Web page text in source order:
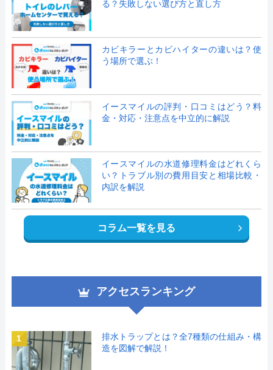
る？失敗しない選び方と直し方
カビキラーとカビハイターの違いは？使
う場所で選ぶ！
イースマイルの評判・口コミはどう？料
金・対応・注意点を中立的に解説
イースマイルの水道修理料金はどれくら
い？トラブル別の費用目安と相場比較・
内訳を解説
コラム一覧を見る
アクセスランキング
1
排水トラップとは？全7種類の仕組み・構
造を図解で解説！